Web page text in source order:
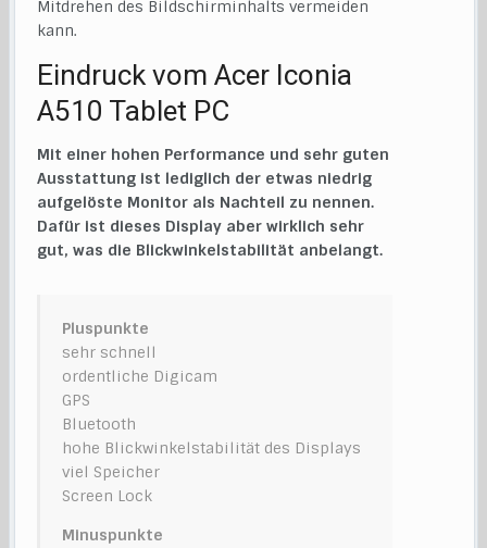
Mitdrehen des Bildschirminhalts vermeiden
kann.
Eindruck vom Acer Iconia
A510 Tablet PC
Mit einer hohen Performance und sehr guten
Ausstattung ist lediglich der etwas niedrig
aufgelöste Monitor als Nachteil zu nennen.
Dafür ist dieses Display aber wirklich sehr
gut, was die Blickwinkelstabilität anbelangt.
Pluspunkte
sehr schnell
ordentliche Digicam
GPS
Bluetooth
hohe Blickwinkelstabilität des Displays
viel Speicher
Screen Lock
Minuspunkte